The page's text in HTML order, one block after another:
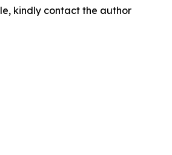
kindly contact the author